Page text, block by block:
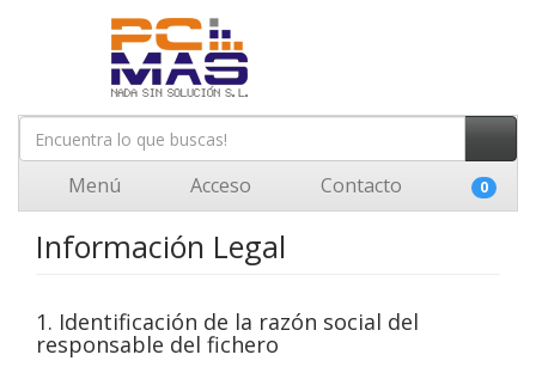
Menú Acceso Contacto 0
Información Legal
1. Identificación de la razón social del
responsable del fichero